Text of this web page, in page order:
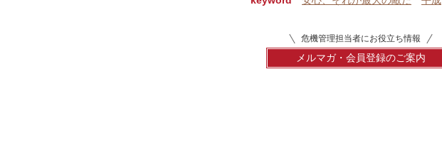
危機管理担当者にお役立ち情報
メルマガ・会員登録のご案内